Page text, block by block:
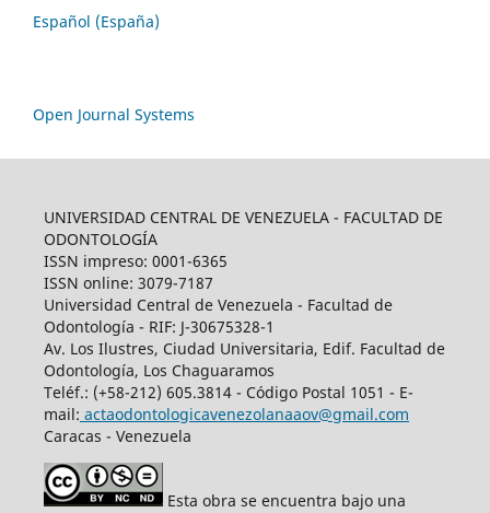
Español (España)
Open Journal Systems
UNIVERSIDAD CENTRAL DE VENEZUELA - FACULTAD DE
ODONTOLOGÍA
ISSN impreso: 0001-6365
ISSN online: 3079-7187
Universidad Central de Venezuela - Facultad de
Odontología - RIF: J-30675328-1
Av. Los Ilustres, Ciudad Universitaria, Edif. Facultad de
Odontología, Los Chaguaramos
Teléf.: (+58-212) 605.3814 - Código Postal 1051 - E-
mail: actaodontologicavenezolanaaov@gmail.com
Caracas - Venezuela
Esta obra se encuentra bajo una